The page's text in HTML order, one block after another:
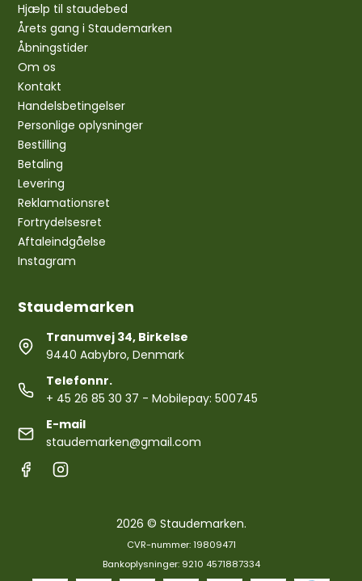
Hjælp til staudebed
Årets gang i Staudemarken
Åbningstider
Om os
Kontakt
Handelsbetingelser
Personlige oplysninger
Bestilling
Betaling
Levering
Reklamationsret
Fortrydelsesret
Aftaleindgåelse
Instagram
Staudemarken
Tranumvej 34, Birkelse
9440 Aabybro, Denmark
Telefonnr.
+ 45 26 85 30 37 - Mobilepay: 500745
E-mail
staudemarken@gmail.com
2026 © Staudemarken.
CVR-nummer: 19809471
Bankoplysninger: 9210 4571887334